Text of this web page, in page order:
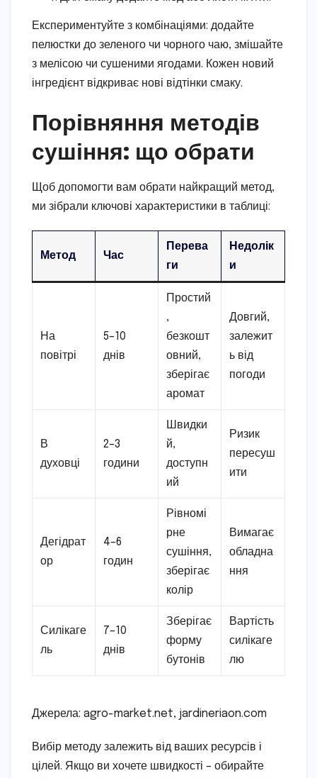
Експериментуйте з комбінаціями: додайте
пелюстки до зеленого чи чорного чаю, змішайте
з мелісою чи сушеними ягодами. Кожен новий
інгредієнт відкриває нові відтінки смаку.
Порівняння методів
сушіння: що обрати
Щоб допомогти вам обрати найкращий метод,
ми зібрали ключові характеристики в таблиці:
Метод Час
Перева
ги
Недолік
и
На
повітрі
5–10
днів
Простий
,
безкошт
овний,
зберігає
аромат
Довгий,
залежит
ь від
погоди
В
духовці
2–3
години
Швидки
й,
доступн
ий
Ризик
пересуш
ити
Дегідрат
ор
4–6
годин
Рівномі
рне
сушіння,
зберігає
колір
Вимагає
обладна
ння
Силікаге
ль
7–10
днів
Зберігає
форму
бутонів
Вартість
силікаге
лю
Джерела: agro-market.net, jardineriaon.com
Вибір методу залежить від ваших ресурсів і
цілей. Якщо ви хочете швидкості – обирайте